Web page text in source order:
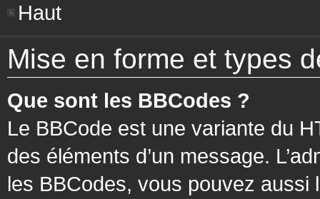
Haut
Mise en forme et types
Que sont les BBCodes ?
Le BBCode est une variante du
des éléments d’un message.
les BBCodes, vous pouvez